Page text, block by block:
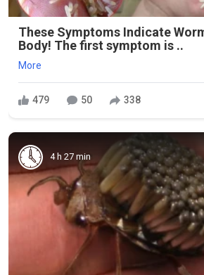
These Symptoms Indicate
Body! The first symptom is ..
More
479 50 338
4 h 27 min